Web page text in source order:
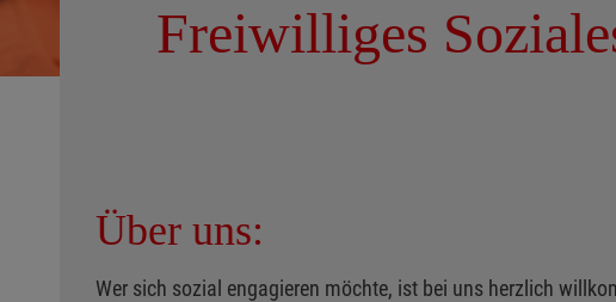
Freiwilliges
Über uns:
Wer sich sozial engagieren möchte, ist bei uns herzlich